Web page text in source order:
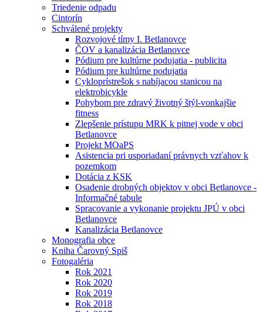
Triedenie odpadu
Cintorín
Schválené projekty
Rozvojové tímy I. Betlanovce
ČOV a kanalizácia Betlanovce
Pódium pre kultúrne podujatia - publicita
Pódium pre kultúrne podujatia
Cykloprístrešok s nabíjacou stanicou na
elektrobicykle
Pohybom pre zdravý životný štýl-vonkajšie
fitness
Zlepšenie prístupu MRK k pitnej vode v obci
Betlanovce
Projekt MOaPS
Asistencia pri usporiadaní právnych vzťahov k
pozemkom
Dotácia z KSK
Osadenie drobných objektov v obci Betlanovce -
Informačné tabule
Spracovanie a vykonanie projektu JPÚ v obci
Betlanovce
Kanalizácia Betlanovce
Monografia obce
Kniha Čarovný Spiš
Fotogaléria
Rok 2021
Rok 2020
Rok 2019
Rok 2018